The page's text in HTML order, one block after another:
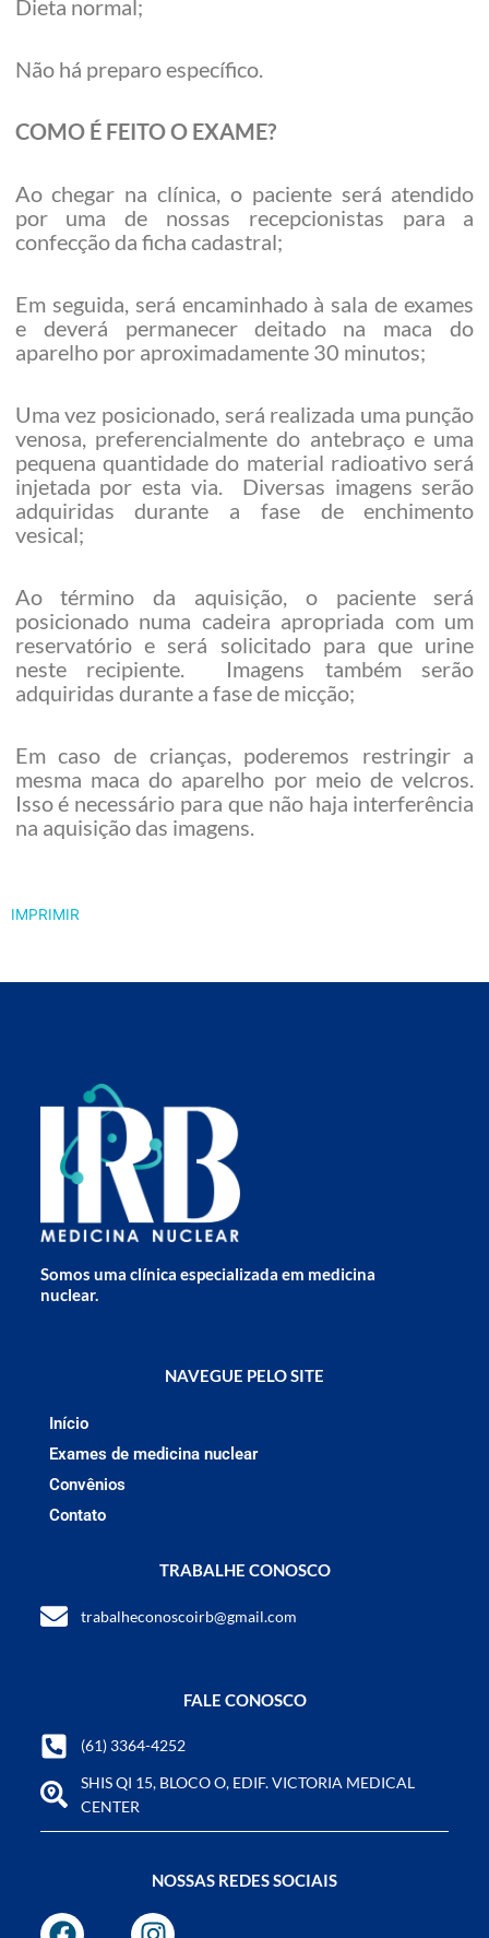
Dieta normal;
Não há preparo específico.
COMO É FEITO O EXAME?
Ao chegar na clínica, o paciente será atendido
por uma de nossas recepcionistas para a
confecção da ficha cadastral;
Em seguida, será encaminhado à sala de exames
e deverá permanecer deitado na maca do
aparelho por aproximadamente 30 minutos;
Uma vez posicionado, será realizada uma punção
venosa, preferencialmente do antebraço e uma
pequena quantidade do material radioativo será
injetada por esta via. Diversas imagens serão
adquiridas durante a fase de enchimento
vesical;
Ao término da aquisição, o paciente será
posicionado numa cadeira apropriada com um
reservatório e será solicitado para que urine
neste recipiente. Imagens também serão
adquiridas durante a fase de micção;
Em caso de crianças, poderemos restringir a
mesma maca do aparelho por meio de velcros.
Isso é necessário para que não haja interferência
na aquisição das imagens.
IMPRIMIR
Somos uma clínica especializada em medicina
nuclear.
NAVEGUE PELO SITE
Início
Exames de medicina nuclear
Convênios
Contato
TRABALHE CONOSCO
trabalheconoscoirb@gmail.com
FALE CONOSCO
(61) 3364-4252
SHIS QI 15, BLOCO O, EDIF. VICTORIA MEDICAL
CENTER
NOSSAS REDES SOCIAIS
F
I